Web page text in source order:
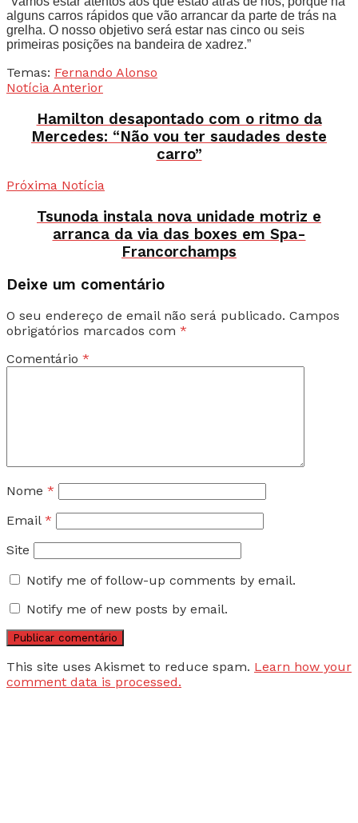
alguns carros rápidos que vão arrancar da parte de trás na
grelha. O nosso objetivo será estar nas cinco ou seis
primeiras posições na bandeira de xadrez.”
Temas: Fernando Alonso
Notícia Anterior
Hamilton desapontado com o ritmo da
Mercedes: “Não vou ter saudades deste
carro”
Próxima Notícia
Tsunoda instala nova unidade motriz e
arranca da via das boxes em Spa-
Francorchamps
Deixe um comentário
O seu endereço de email não será publicado. Campos
obrigatórios marcados com *
Comentário *
Nome *
Email *
Site
Notify me of follow-up comments by email.
Notify me of new posts by email.
This site uses Akismet to reduce spam. Learn how your
comment data is processed.